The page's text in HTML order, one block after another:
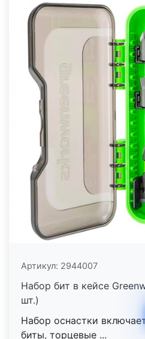
Артикул: 2944007
Набор бит в кейсе
шт.)
Набор оснастки
биты, торцевые ...